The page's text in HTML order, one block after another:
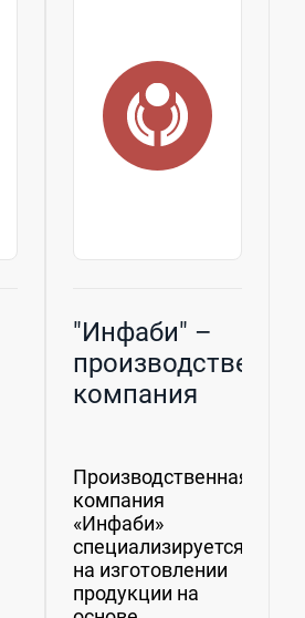
"Инфаби" –
компания
Производственная
компания
«Инфаби»
специализируется
на изготовлении
продукции на